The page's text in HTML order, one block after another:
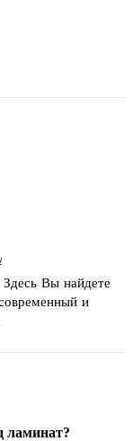
Вы найдете
и
ламинат?